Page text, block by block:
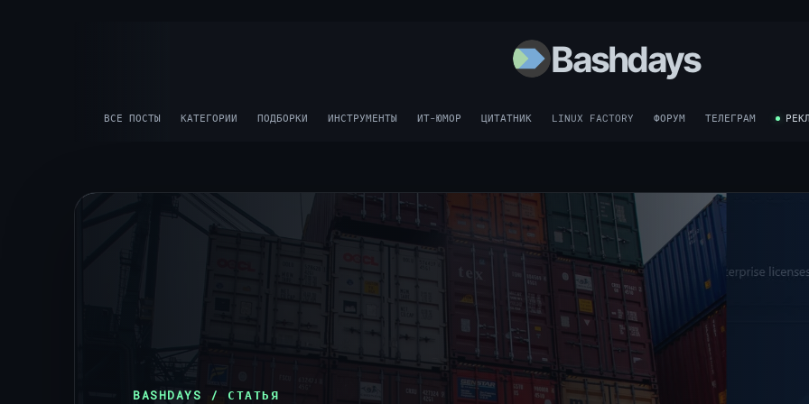
Bashdays
ВСЕ ПОСТЫ КАТЕГОРИИ ПОДБОРКИ ИНСТРУМЕНТЫ ИТ-ЮМОР ЦИТАТНИК LINUX FACTORY ФОРУМ ТЕЛЕГРАМ
BASHDAYS / СТАТЬЯ